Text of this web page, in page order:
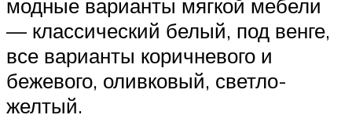
модные варианты мягкой мебели
— классический белый, под венге,
все варианты коричневого и
бежевого, оливковый, светло-
желтый.